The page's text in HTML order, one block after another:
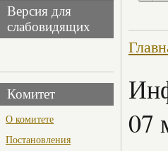
Версия для
слабовидящих
Комитет
О комитете
Постановления
07